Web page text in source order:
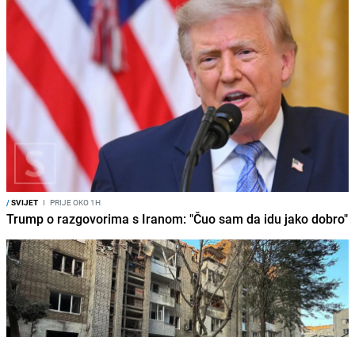
/SVIJET I PRIJE OKO 1H
Trump o razgovorima s Iranom: "Čuo sam da idu jako dobro"